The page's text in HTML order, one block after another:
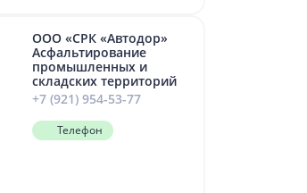
ООО «СРК «Автодор»
Асфальтирование
промышленных и
складских территорий
+7 (921) 954-53-77
Телефон